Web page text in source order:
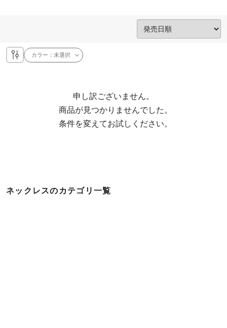
カラー：未選択
申し訳ございません。
  条件を変えてお試しください。
ネックレスのカテゴリ一覧